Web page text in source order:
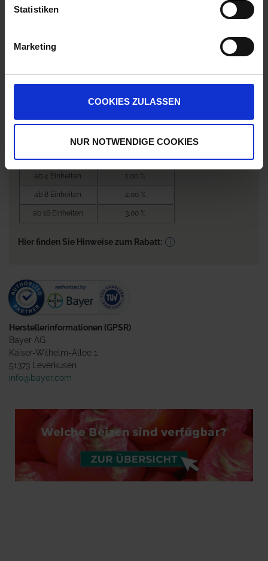
Statistiken
Marketing
COOKIES ZULASSEN
NUR NOTWENDIGE COOKIES
Anmelden für Ihren persönlichen Preis
0,00 € / Eh
pro 1 Einheit
Nicht lieferbar
Bestellmenge
Rabatt je EH / EH
Preis
ab 4 Einheiten 1,00 %
ab 8 Einheiten 2,00 %
ab 16 Einheiten 3,00 %
Hier finden Sie Hinweise zum Rabatt:
Herstellerinformationen (GPSR)
Bayer AG
Kaiser-Wilhelm-Allee 1
51373 Leverkusen
info@bayer.com